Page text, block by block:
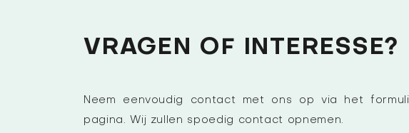
VRAGEN OF INTERESSE?
Neem eenvoudig contact met ons op via het
pagina. Wij zullen spoedig contact opnemen.